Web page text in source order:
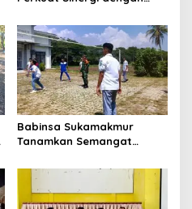
Pencegahan Kenakalan
Remaja dan Bahaya
Narkoba
Babinsa Sukamakmur
Tanamkan Semangat
SMAN 1 untuk Motivasi